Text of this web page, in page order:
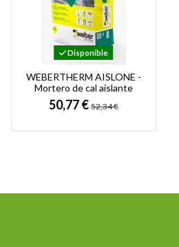
Disponible
WEBERTHERM AISLONE -
Mortero de cal aislante
termoacústico y revestible
50,77 € 52,34 €